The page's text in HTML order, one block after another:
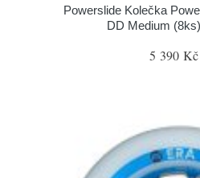
Powerslide Kolečka
DD Medium
5 390 Kč